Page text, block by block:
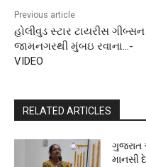
Previous article
હોલીવુડ સ્ટાર ટાયરીસ ગીબ્સન
જામનગરથી મુંબઇ રવાના…-
VIDEO
RELATED ARTICLES
ગુજરાત
માનસી